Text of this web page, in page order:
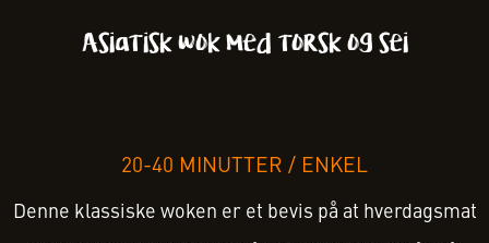
Asiatisk wok med torsk og sei
20-40 MINUTTER / ENKEL
Denne klassiske woken er et bevis på at hverdagsmat